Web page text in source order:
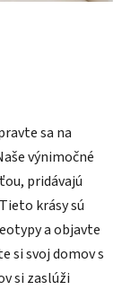
sa na
výnimočné
pridávajú
krásy sú
a objavte
si svoj domov s
si zaslúži